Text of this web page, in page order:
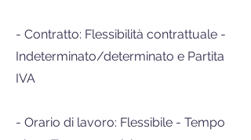
- Contratto: Flessibilità contrattuale -
Indeterminato/determinato e Partita
IVA
- Orario di lavoro: Flessibile - Tempo